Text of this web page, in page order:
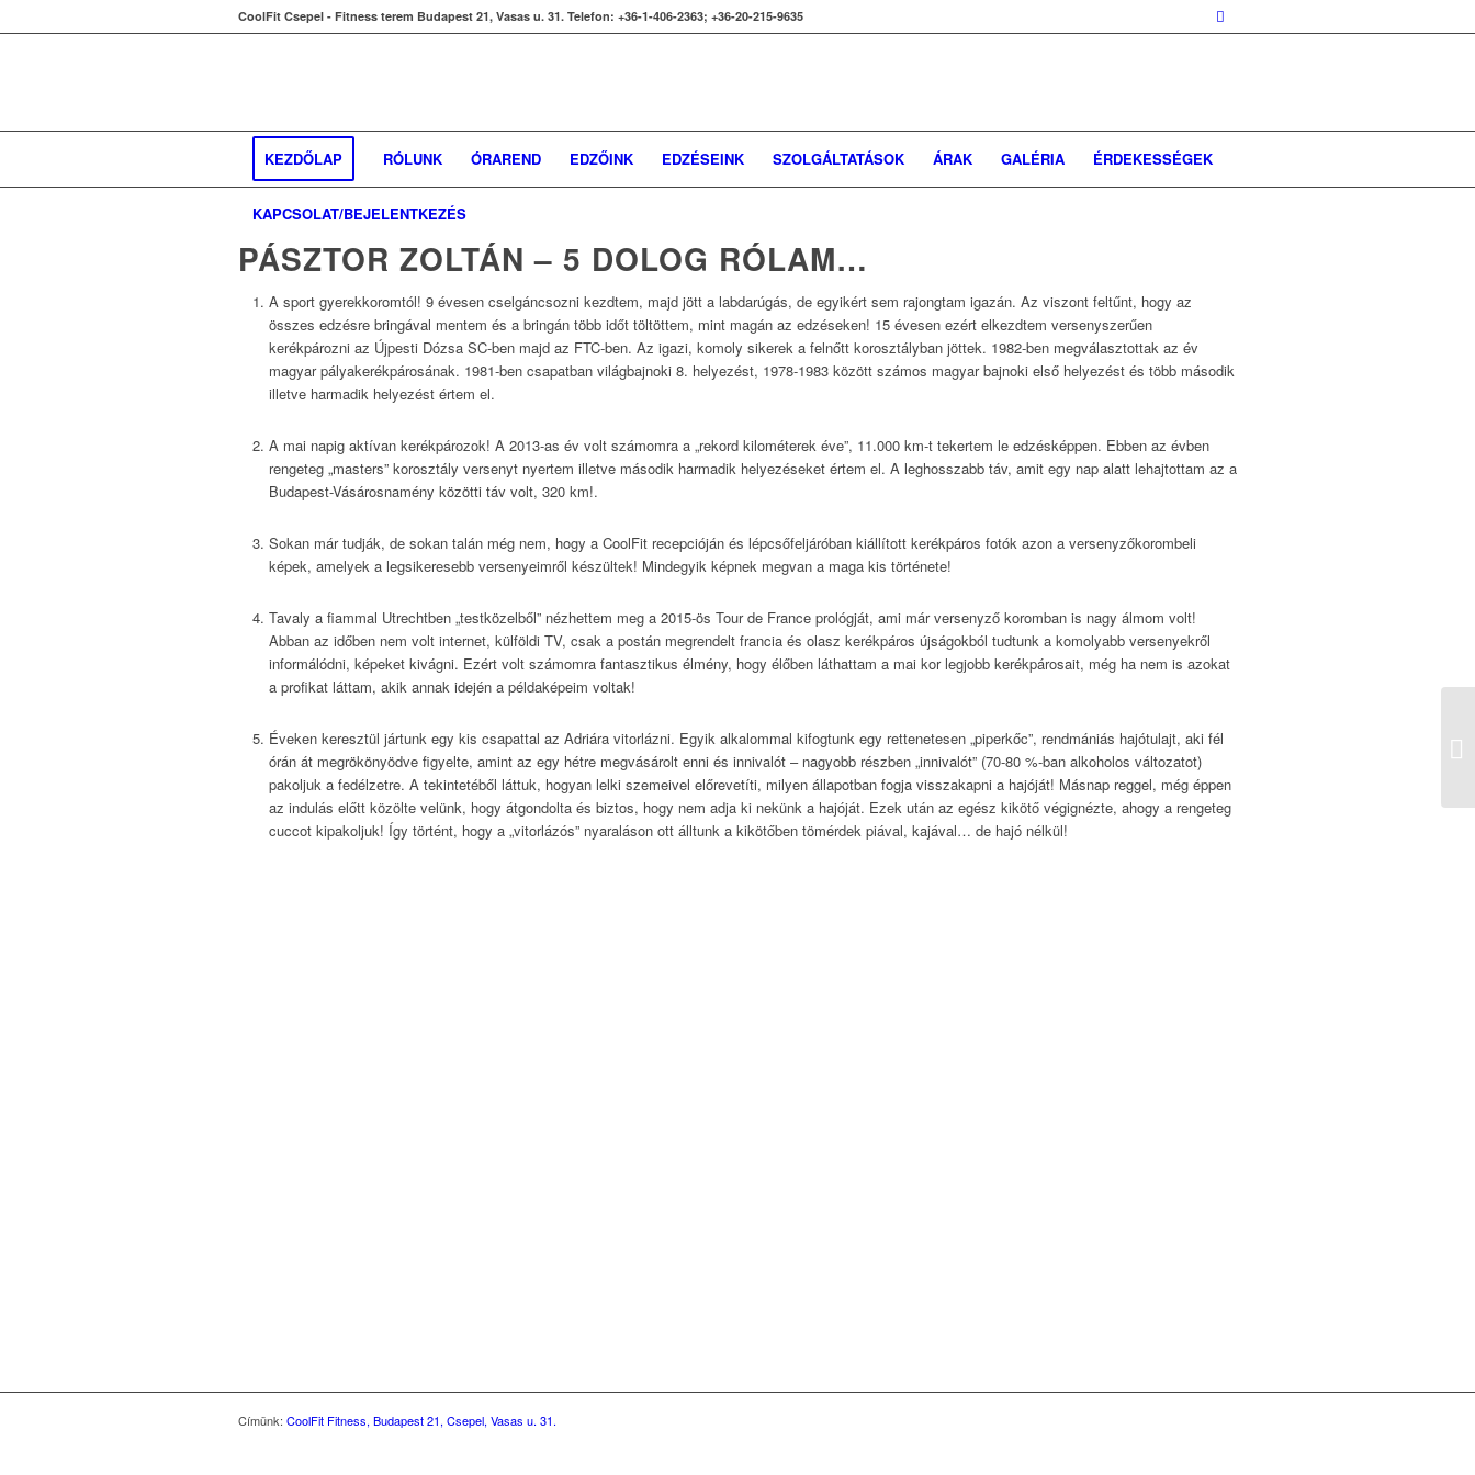
CoolFit Csepel - Fitness terem Budapest 21, Vasas u. 31. Telefon: +36-1-406-2363; +36-20-215-9635
KEZDŐLAP RÓLUNK ÓRAREND EDZŐINK EDZÉSEINK SZOLGÁLTATÁSOK ÁRAK GALÉRIA ÉRDEKESSÉGEK
KAPCSOLAT/BEJELENTKEZÉS
PÁSZTOR ZOLTÁN – 5 DOLOG RÓLAM…
A sport gyerekkoromtól! 9 évesen cselgáncsozni kezdtem, majd jött a labdarúgás, de egyikért sem rajongtam igazán. Az viszont feltűnt, hogy az
összes edzésre bringával mentem és a bringán több időt töltöttem, mint magán az edzéseken! 15 évesen ezért elkezdtem versenyszerűen
kerékpározni az Újpesti Dózsa SC-ben majd az FTC-ben. Az igazi, komoly sikerek a felnőtt korosztályban jöttek. 1982-ben megválasztottak az év
magyar pályakerékpárosának. 1981-ben csapatban világbajnoki 8. helyezést, 1978-1983 között számos magyar bajnoki első helyezést és több második
illetve harmadik helyezést értem el.
A mai napig aktívan kerékpározok! A 2013-as év volt számomra a „rekord kilométerek éve”, 11.000 km-t tekertem le edzésképpen. Ebben az évben
rengeteg „masters” korosztály versenyt nyertem illetve második harmadik helyezéseket értem el. A leghosszabb táv, amit egy nap alatt lehajtottam az a
Budapest-Vásárosnamény közötti táv volt, 320 km!.
Sokan már tudják, de sokan talán még nem, hogy a CoolFit recepcióján és lépcsőfeljáróban kiállított kerékpáros fotók azon a versenyzőkorombeli
képek, amelyek a legsikeresebb versenyeimről készültek! Mindegyik képnek megvan a maga kis története!
Tavaly a fiammal Utrechtben „testközelből” nézhettem meg a 2015-ös Tour de France prológját, ami már versenyző koromban is nagy álmom volt!
Abban az időben nem volt internet, külföldi TV, csak a postán megrendelt francia és olasz kerékpáros újságokból tudtunk a komolyabb versenyekről
informálódni, képeket kivágni. Ezért volt számomra fantasztikus élmény, hogy élőben láthattam a mai kor legjobb kerékpárosait, még ha nem is azokat
a profikat láttam, akik annak idején a példaképeim voltak!
Éveken keresztül jártunk egy kis csapattal az Adriára vitorlázni. Egyik alkalommal kifogtunk egy rettenetesen „piperkőc”, rendmániás hajótulajt, aki fél
órán át megrökönyödve figyelte, amint az egy hétre megvásárolt enni és innivalót – nagyobb részben „innivalót” (70-80 %-ban alkoholos változatot)
pakoljuk a fedélzetre. A tekintetéből láttuk, hogyan lelki szemeivel előrevetíti, milyen állapotban fogja visszakapni a hajóját! Másnap reggel, még éppen
az indulás előtt közölte velünk, hogy átgondolta és biztos, hogy nem adja ki nekünk a hajóját. Ezek után az egész kikötő végignézte, ahogy a rengeteg
cuccot kipakoljuk! Így történt, hogy a „vitorlázós” nyaraláson ott álltunk a kikötőben tömérdek piával, kajával… de hajó nélkül!
Címünk: CoolFit Fitness, Budapest 21, Csepel, Vasas u. 31.